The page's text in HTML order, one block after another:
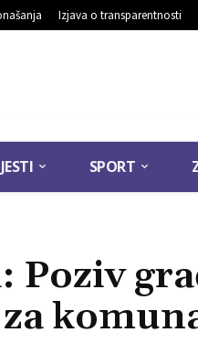
Izjava o transparentnosti
SPORT
Poziv